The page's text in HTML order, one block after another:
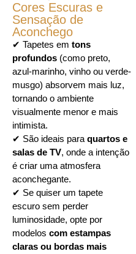
Cores Escuras e
Sensação de
Aconchego
✔ Tapetes em tons
profundos (como preto,
azul-marinho, vinho ou verde-
musgo) absorvem mais luz,
tornando o ambiente
visualmente menor e mais
intimista.
✔ São ideais para quartos e
salas de TV, onde a intenção
é criar uma atmosfera
aconchegante.
✔ Se quiser um tapete
escuro sem perder
luminosidade, opte por
modelos com estampas
claras ou bordas mais